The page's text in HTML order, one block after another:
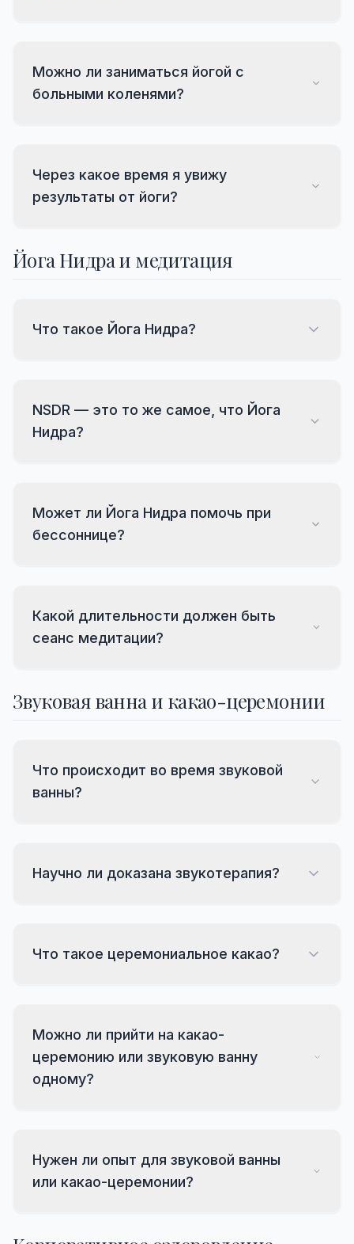
Можно ли заниматься йогой с
больными коленями?
Через какое время я увижу
результаты от йоги?
Йога Нидра и медитация
Что такое Йога Нидра?
NSDR — это то же самое, что Йога
Нидра?
Может ли Йога Нидра помочь при
бессоннице?
Какой длительности должен быть
сеанс медитации?
Звуковая ванна и какао-церемонии
Что происходит во время звуковой
ванны?
Научно ли доказана звукотерапия?
Что такое церемониальное какао?
Можно ли прийти на какао-
церемонию или звуковую ванну
одному?
Нужен ли опыт для звуковой ванны
или какао-церемонии?